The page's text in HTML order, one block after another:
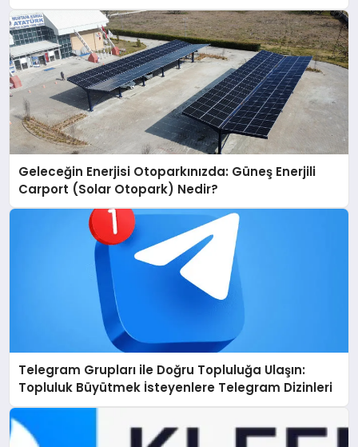
Geleceğin Enerjisi Otoparkınızda: Güneş Enerjili
Carport (Solar Otopark) Nedir?
Telegram Grupları ile Doğru Topluluğa Ulaşın:
Topluluk Büyütmek İsteyenlere Telegram Dizinleri